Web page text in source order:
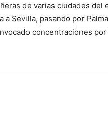
de varias ciudades del
a Sevilla, pasando por
concentraciones por